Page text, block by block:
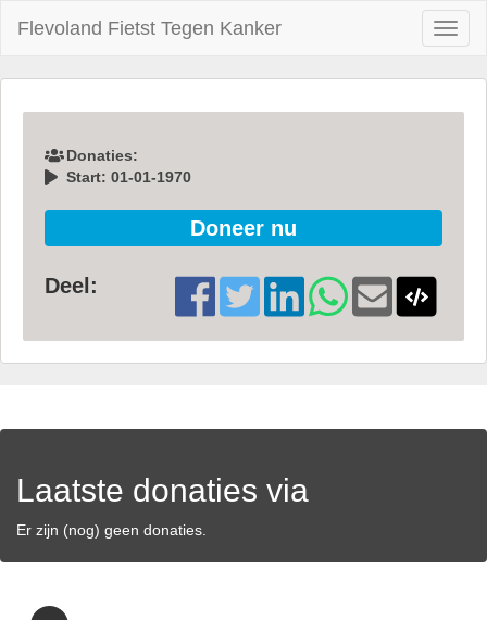
Flevoland Fietst Tegen Kanker
Donaties:
Start: 01-01-1970
Doneer nu
Deel:
Laatste donaties via
Er zijn (nog) geen donaties.